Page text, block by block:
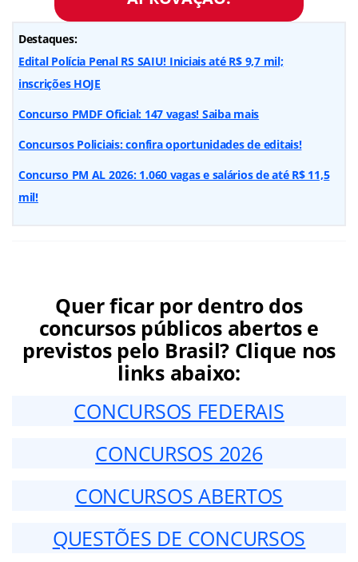
Destaques:
Edital Polícia Penal RS SAIU! Iniciais até R$ 9,7 mil;
inscrições HOJE
Concurso PMDF Oficial: 147 vagas! Saiba mais
Concursos Policiais: confira oportunidades de editais!
Concurso PM AL 2026: 1.060 vagas e salários de até R$ 11,5
mil!
Quer ficar por dentro dos
concursos públicos abertos e
previstos pelo Brasil? Clique nos
links abaixo:
CONCURSOS FEDERAIS
CONCURSOS 2026
CONCURSOS ABERTOS
QUESTÕES DE CONCURSOS